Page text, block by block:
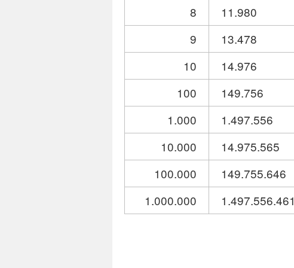
8
11.980
9
13.478
10
14.976
100
149.756
1.000
1.497.556
10.000
14.975.565
100.000
149.755.646
1.000.000
1.497.556.461